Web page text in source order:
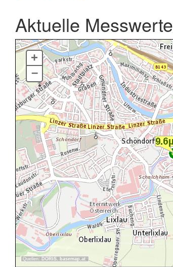
Aktuelle Messwerte
Quellen: DORIS, basemap.at
+
–